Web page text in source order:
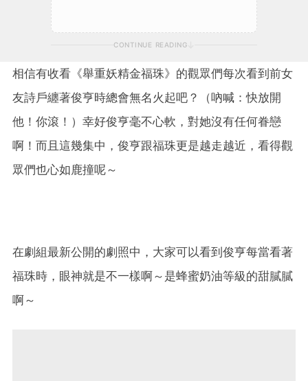
CONTINUE READING
相信有收看《舉重妖精金福珠》的觀眾們每次看到前女
友詩戶纏著俊亨時總會無名火起吧？（吶喊：快放開
他！你滾！）幸好俊亨毫不心軟，對她沒有任何眷戀
啊！而且這幾集中，俊亨跟福珠更是越走越近，看得觀
眾們也心如鹿撞呢～
在劇組最新公開的劇照中，大家可以看到俊亨每當看著
福珠時，眼神就是不一樣啊～是蜂蜜奶油等級的甜膩膩
啊～